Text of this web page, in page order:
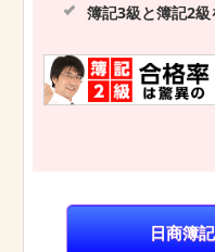
簿記3級と簿記2級
日商簿